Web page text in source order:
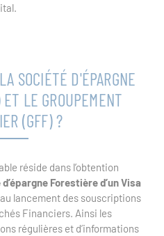
SOCIÉTÉ D'ÉPARGNE
LE GROUPEMENT
(GFF) ?
réside dans l’obtention
Forestière d’un Visa
lancement des souscriptions
Financiers. Ainsi les
régulières et d’informations